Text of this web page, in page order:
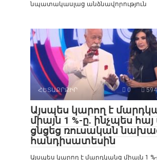
նպատակասլաց անձնավորություն
ՀԵՏԱՔՐՔԻՐ 0 594
Այսպես կարող է
միայն 1 %-ը. ինչպես
ցնցեց ռուսական
հանդիսատեսին
Այսպես կարող է մարդկանց միայն 1